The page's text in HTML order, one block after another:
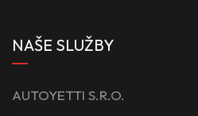
NAŠE SLUŽBY
AUTOYETTI S.R.O.